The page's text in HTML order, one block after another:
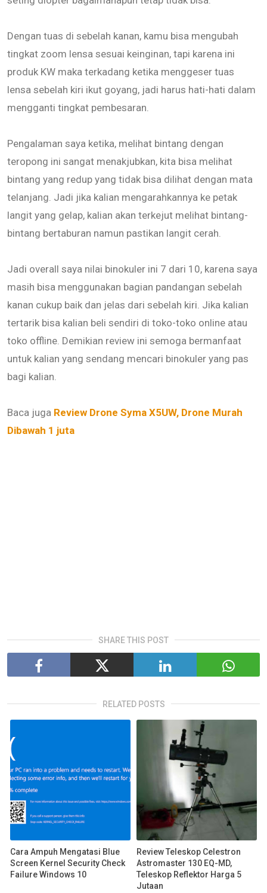
Dengan tuas di sebelah kanan, kamu bisa mengubah
tingkat zoom lensa sesuai keinginan, tapi karena ini
produk KW maka terkadang ketika menggeser tuas
lensa sebelah kiri ikut goyang, jadi harus hati-hati dalam
mengganti tingkat pembesaran.
Pengalaman saya ketika, melihat bintang dengan
teropong ini sangat menakjubkan, kita bisa melihat
bintang yang redup yang tidak bisa dilihat dengan mata
telanjang. Jadi jika kalian mengarahkannya ke petak
langit yang gelap, kalian akan terkejut melihat bintang-
bintang bertaburan namun pastikan langit cerah.
Jadi overall saya nilai binokuler ini 7 dari 10, karena saya
masih bisa menggunakan bagian pandangan sebelah
kanan cukup baik dan jelas dari sebelah kiri. Jika kalian
tertarik bisa kalian beli sendiri di toko-toko online atau
toko offline. Demikian review ini semoga bermanfaat
untuk kalian yang sendang mencari binokuler yang pas
bagi kalian.
Baca juga Review Drone Syma X5UW, Drone Murah
Dibawah 1 juta
SHARE THIS POST
RELATED POSTS
Cara Ampuh Mengatasi Blue
Screen Kernel Security Check
Failure Windows 10
Review Teleskop Celestron
Astromaster 130 EQ-MD,
Teleskop Reflektor Harga 5
Jutaan